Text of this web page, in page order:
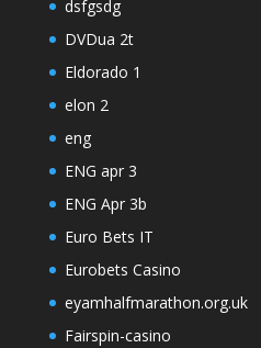
dsfgsdg
DVDua 2t
Eldorado 1
elon 2
eng
ENG apr 3
ENG Apr 3b
Euro Bets IT
Eurobets Casino
eyamhalfmarathon.org.uk
Fairspin-casino